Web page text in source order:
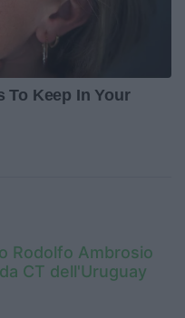
Rodolfo Ambrosio
CT dell'Uruguay